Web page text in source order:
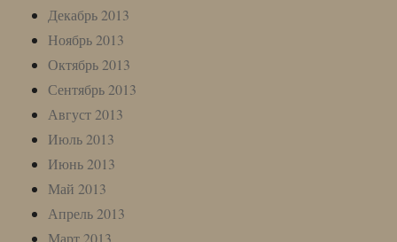
Декабрь 2013
Ноябрь 2013
Октябрь 2013
Сентябрь 2013
Август 2013
Июль 2013
Июнь 2013
Май 2013
Апрель 2013
Март 2013